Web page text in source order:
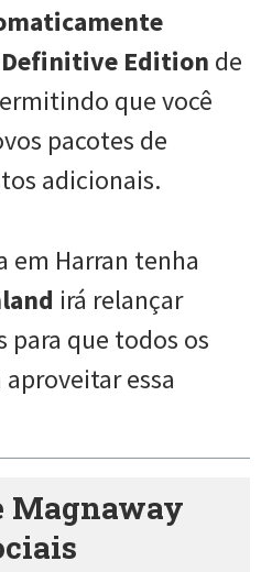
Definitive Edition de
que você
pacotes de
adicionais.
em Harran tenha
irá relançar
para que todos os
essa
Magnaway